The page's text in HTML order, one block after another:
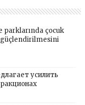
parklarında çocuk
усилить